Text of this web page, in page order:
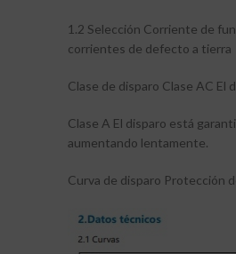
1.2 Selección Corriente de
corrientes de defecto a tierra
Clase de disparo Clase AC
Clase A El disparo está
aumentando lentamente.
Curva de disparo Protección